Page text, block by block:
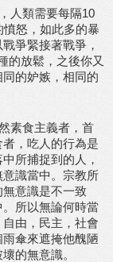
人類需要每隔10
怒，如此多的暴
爭緊接著戰爭，
的放鬆，之後你又
的妒嫉，相同的
素食主義者，首
，吃人的行為是
所捕捉到的人，
識當中。宗教所
意識是不一致
所以無論何時當
由，民主，社會
傘來遮掩他醜陋
的無意識。